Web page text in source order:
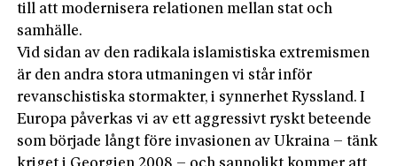
till att modernisera relationen mellan stat och
samhälle.
Vid sidan av den radikala islamistiska extremismen
är den andra stora utmaningen vi står inför
revanschistiska stormakter, i synnerhet Ryssland. I
Europa påverkas vi av ett aggressivt ryskt beteende
som började långt före invasionen av Ukraina – tänk